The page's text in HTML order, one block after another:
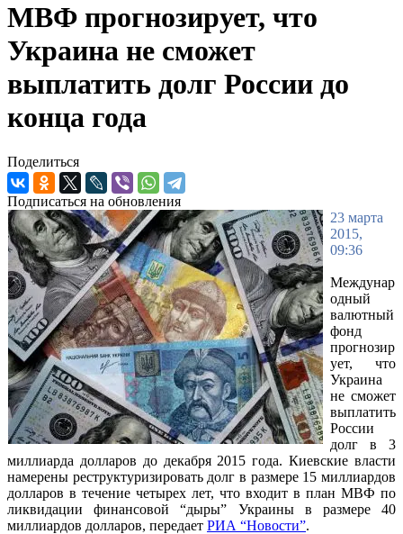
МВФ прогнозирует, что
Украина не сможет
выплатить долг России до
конца года
Поделиться
Подписаться на обновления
23 марта
2015,
09:36
Междунар
одный
валютный
фонд
прогнозир
ует, что
Украина
не сможет
выплатить
России
долг в 3
миллиарда долларов до декабря 2015 года. Киевские власти
намерены реструктуризировать долг в размере 15 миллиардов
долларов в течение четырех лет, что входит в план МВФ по
ликвидации финансовой “дыры” Украины в размере 40
миллиардов долларов, передает РИА “Новости”.